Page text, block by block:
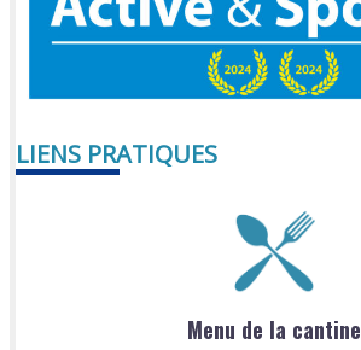
LIENS PRATIQUES
Menu de la cantine